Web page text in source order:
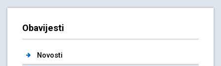
Obavijesti
Novosti